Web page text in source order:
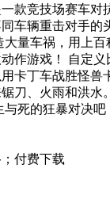
一款竞技场赛车对
车辆重击对手的
大量车祸，用上
作游戏！ 自定
卡丁车战胜怪兽
刀、火雨和洪水
与死的狂暴对决
付费下载